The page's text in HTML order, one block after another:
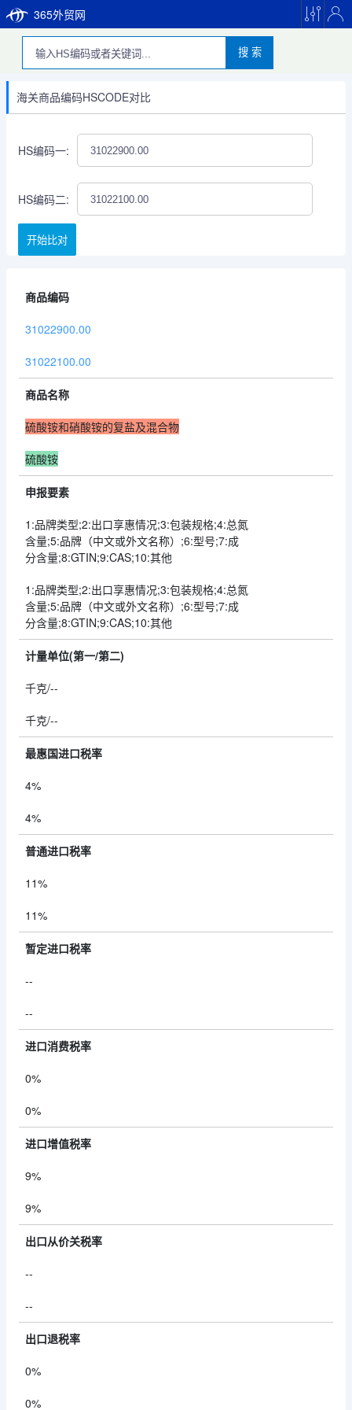
365外贸网
搜 索
海关商品编码HSCODE对比
HS编码一:
HS编码二:
开始比对
商品编码
31022900.00
31022100.00
商品名称
硫酸铵和硝酸铵的复盐及混合物
硫酸铵
申报要素
1:品牌类型;2:出口享惠情况;3:包装规格;4:总氮
含量;5:品牌（中文或外文名称）;6:型号;7:成
分含量;8:GTIN;9:CAS;10:其他
1:品牌类型;2:出口享惠情况;3:包装规格;4:总氮
含量;5:品牌（中文或外文名称）;6:型号;7:成
分含量;8:GTIN;9:CAS;10:其他
计量单位(第一/第二)
千克/--
千克/--
最惠国进口税率
4%
4%
普通进口税率
11%
11%
暂定进口税率
--
--
进口消费税率
0%
0%
进口增值税率
9%
9%
出口从价关税率
--
--
出口退税率
0%
0%